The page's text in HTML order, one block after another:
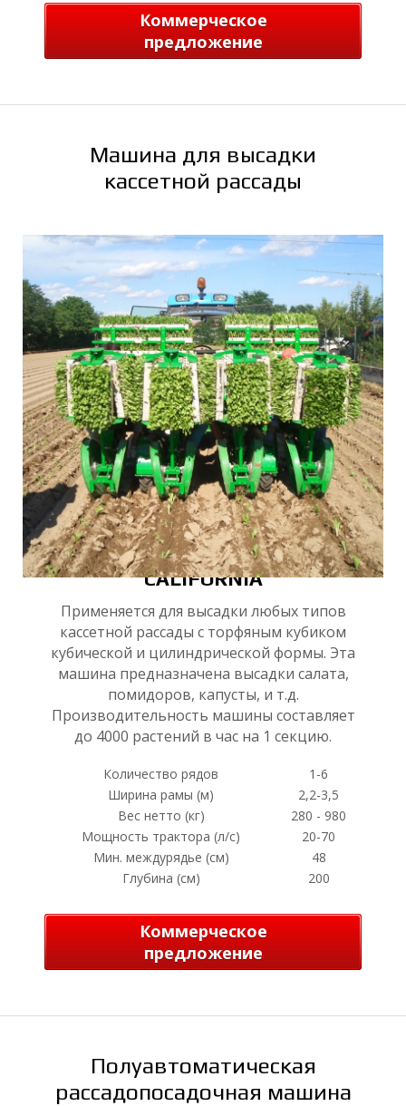
Я
Д
О
Коммерческое
предложение
Машина для высадки
кассетной рассады
CALIFORNIA
Применяется для высадки любых типов
кассетной рассады с торфяным кубиком
кубической и цилиндрической формы. Эта
машина предназначена высадки салата,
помидоров, капусты, и т.д.
Производительность машины составляет
до 4000 растений в час на 1 секцию.
Количество рядов
1-6
Ширина рамы (м)
2,2-3,5
Вес нетто (кг)
280 - 980
Мощность трактора (л/с)
20-70
Мин. междурядье (см)
48
Глубина (см)
200
Коммерческое
предложение
Полуавтоматическая
рассадопосадочная машина